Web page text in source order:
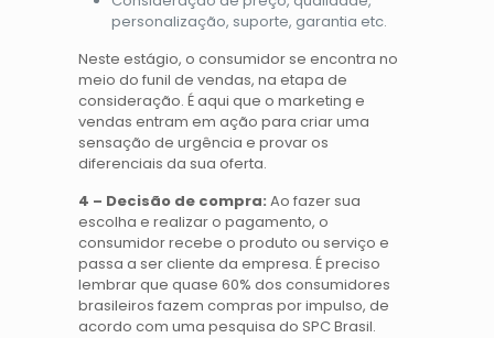
personalização, suporte, garantia etc.
Neste estágio, o consumidor se encontra no
meio do funil de vendas, na etapa de
consideração. É aqui que o marketing e
vendas entram em ação para criar uma
sensação de urgência e provar os
diferenciais da sua oferta.
4 – Decisão de compra: Ao fazer sua
escolha e realizar o pagamento, o
consumidor recebe o produto ou serviço e
passa a ser cliente da empresa. É preciso
lembrar que quase 60% dos consumidores
brasileiros fazem compras por impulso, de
acordo com uma pesquisa do SPC Brasil.